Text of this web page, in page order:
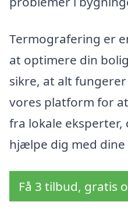
Termografering er
at optimere din
sikre, at alt
vores platform for
fra lokale
hjælpe dig med dine
Få 3 tilbud, gratis